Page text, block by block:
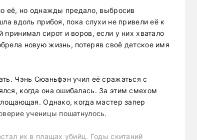
её, но однажды предало, выбросив
вдоль прибоя, пока слухи не привели её к
сирот и воров, если у них хватало
новую жизнь, потеряв своё детское имя
Чэнь Сюаньфэн учил её сражаться с
когда она ошибалась. За этим смехом
Однако, когда мастер запер
ученицы пошатнулось.
их в плащах убийц. Годы скитаний